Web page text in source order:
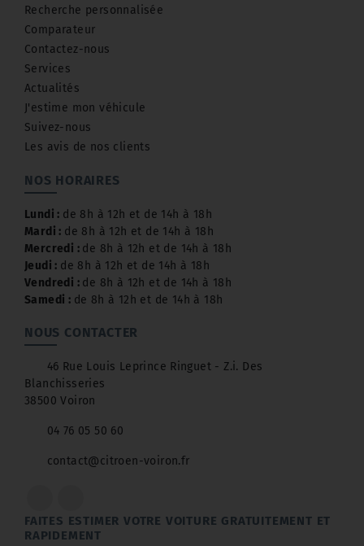
Recherche personnalisée
Comparateur
Contactez-nous
Services
Actualités
J'estime mon véhicule
Suivez-nous
Les avis de nos clients
NOS HORAIRES
Lundi : de 8h à 12h et de 14h à 18h
Mardi : de 8h à 12h et de 14h à 18h
Mercredi : de 8h à 12h et de 14h à 18h
Jeudi : de 8h à 12h et de 14h à 18h
Vendredi : de 8h à 12h et de 14h à 18h
Samedi : de 8h à 12h et de 14h à 18h
NOUS CONTACTER
46 Rue Louis Leprince Ringuet - Z.i. Des
Blanchisseries
38500 Voiron
04 76 05 50 60
contact@citroen-voiron.fr
FAITES ESTIMER VOTRE VOITURE GRATUITEMENT ET
RAPIDEMENT